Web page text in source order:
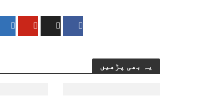
یہ بھی پڑھیں